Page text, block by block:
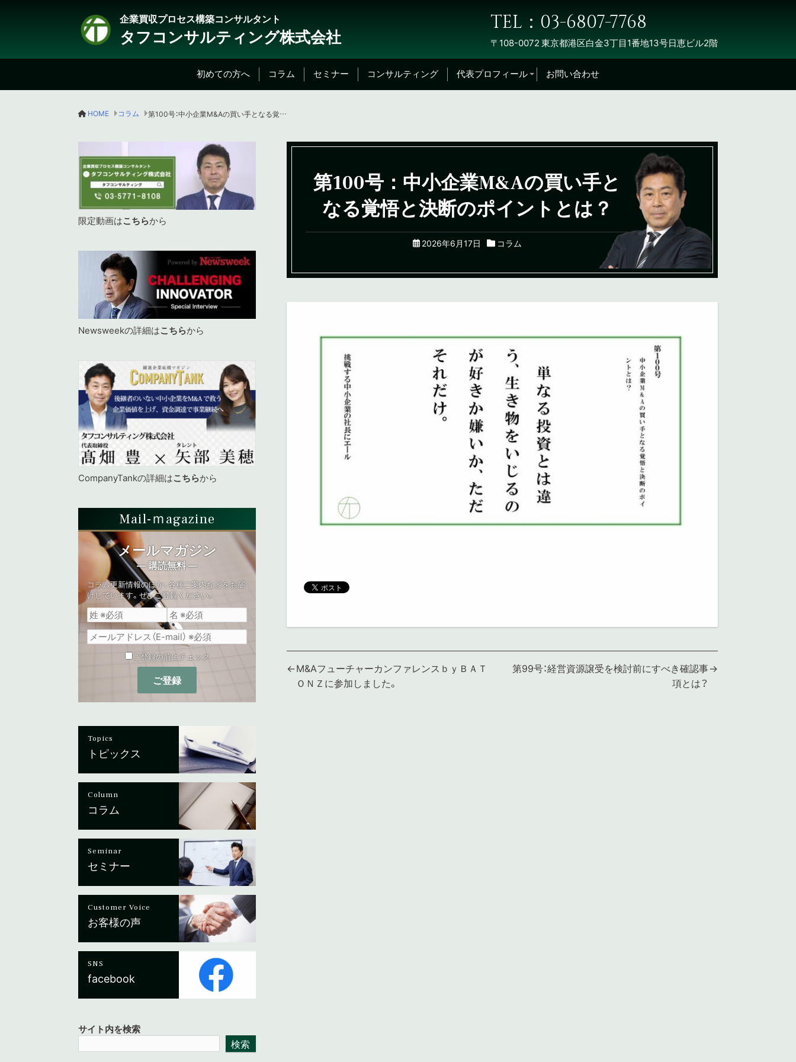
企業買収プロセス構築コンサルタント
タフコンサルティング株式会社
TEL：03-6807-7768
〒108-0072東京都港区白金3丁目1番地13号日恵ビル2階
初めての方へ コラム セミナー コンサルティング 代表プロフィール お問い合わせ
HOME コラム 第100号：中小企業M&Aの買い手となる覚悟と決断のポイントとは？
第100号：中小企業M&Aの買い手と
なる覚悟と決断のポイントとは？
2026年6月17日 コラム
投
稿
第99号：経営資源譲受を検討前にすべき確認事
項とは？
M&AフューチャーカンファレンスｂｙＢＡＴ
ＯＮＺに参加しました。
限定動画はこちらから
Newsweekの詳細はこちらから
CompanyTankの詳細はこちらから
Mail-ｍagazine
メールマガジン
— 購読無料 —
コラム更新情報のほか、各種ご案内などをお届
けしています。ぜひご登録ください。
ご登録の前にチェック
Topics
トピックス
Column
コラム
Seminar
セミナー
Customer Voice
お客様の声
SNS
facebook
サイト内を検索
検索